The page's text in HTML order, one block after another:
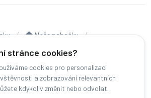
stránce cookies?
cookies pro personalizaci
a zobrazování relevantních
kdykoliv změnit nebo odvolat.
Naše pobočky